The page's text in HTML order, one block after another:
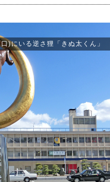
)にいる逆さ狸「きぬ太くん」